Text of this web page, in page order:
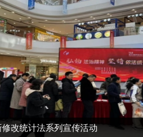
改统计法系列宣传活动